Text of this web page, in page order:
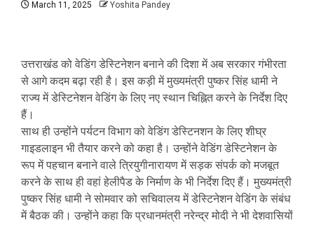
March 11, 2025 Yoshita Pandey
उत्तराखंड को वेडिंग डेस्टिनेशन बनाने की दिशा में अब सरकार गंभीरता
से आगे कदम बढ़ा रही है। इस कड़ी में मुख्यमंत्री पुष्कर सिंह धामी ने
राज्य में डेस्टिनेशन वेडिंग के लिए नए स्थान चिह्नित करने के निर्देश दिए
हैं।
साथ ही उन्होंने पर्यटन विभाग को वेडिंग डेस्टिनशन के लिए शीघ्र
गाइडलाइन भी तैयार करने को कहा है। उन्होंने वेडिंग डेस्टिनेशन के
रूप में पहचान बनाने वाले त्रियुगीनारायण में सड़क संपर्क को मजबूत
करने के साथ ही वहां हेलीपैड के निर्माण के भी निर्देश दिए हैं। मुख्यमंत्री
पुष्कर सिंह धामी ने सोमवार को सचिवालय में डेस्टिनेशन वेडिंग के संबंध
में बैठक की। उन्होंने कहा कि प्रधानमंत्री नरेन्द्र मोदी ने भी देशवासियों